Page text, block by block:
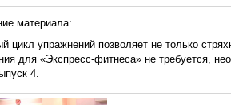
материала:
цикл упражнений позволяет не только
для «Экспресс-фитнеса» не требуется,
4.